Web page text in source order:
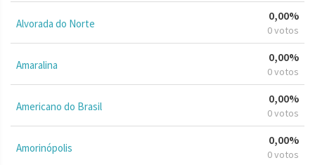
Alvorada do Norte
0,00%
0 votos
Amaralina
0,00%
0 votos
Americano do Brasil
0,00%
0 votos
Amorinópolis
0,00%
0 votos